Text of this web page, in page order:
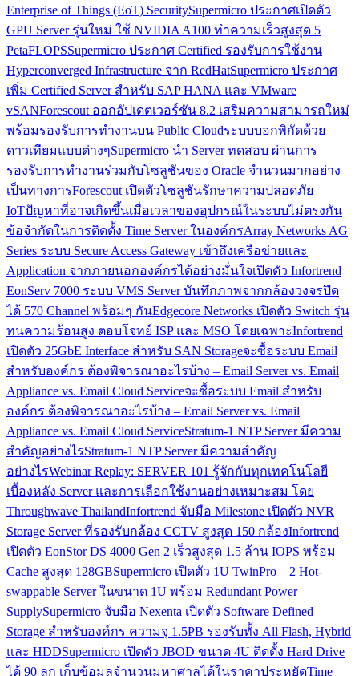
Enterprise of Things (EoT) SecuritySupermicro ประกาศเปิดตัว
GPU Server รุ่นใหม่ ใช้ NVIDIA A100 ทำความเร็วสูงสุด 5
PetaFLOPSSupermicro ประกาศ Certified รองรับการใช้งาน
Hyperconverged Infrastructure จาก RedHatSupermicro ประกาศ
เพิ่ม Certified Server สำหรับ SAP HANA และ VMware
vSANForescout ออกอัปเดตเวอร์ชัน 8.2 เสริมความสามารถใหม่
พร้อมรองรับการทำงานบน Public Cloudระบบบอกพิกัดด้วย
ดาวเทียมแบบต่างๆSupermicro นำ Server ทดสอบ ผ่านการ
รองรับการทำงานร่วมกับโซลูชันของ Oracle จำนวนมากอย่าง
เป็นทางการForescout เปิดตัวโซลูชันรักษาความปลอดภัย
IoTปัญหาที่อาจเกิดขึ้นเมื่อเวลาของอุปกรณ์ในระบบไม่ตรงกัน
ข้อจำกัดในการติดตั้ง Time Server ในองค์กรArray Networks AG
Series ระบบ Secure Access Gateway เข้าถึงเครือข่ายและ
Application จากภายนอกองค์กรได้อย่างมั่นใจเปิดตัว Infortrend
EonServ 7000 ระบบ VMS Server บันทึกภาพจากกล้องวงจรปิด
ได้ 570 Channel พร้อมๆ กันEdgecore Networks เปิดตัว Switch รุ่น
ทนความร้อนสูง ตอบโจทย์ ISP และ MSO โดยเฉพาะInfortrend
เปิดตัว 25GbE Interface สำหรับ SAN Storageจะซื้อระบบ Email
สำหรับองค์กร ต้องพิจารณาอะไรบ้าง – Email Server vs. Email
Appliance vs. Email Cloud Serviceจะซื้อระบบ Email สำหรับ
องค์กร ต้องพิจารณาอะไรบ้าง – Email Server vs. Email
Appliance vs. Email Cloud ServiceStratum-1 NTP Server มีความ
สำคัญอย่างไรStratum-1 NTP Server มีความสำคัญ
อย่างไรWebinar Replay: SERVER 101 รู้จักกับทุกเทคโนโลยี
เบื้องหลัง Server และการเลือกใช้งานอย่างเหมาะสม โดย
Throughwave ThailandInfortrend จับมือ Milestone เปิดตัว NVR
Storage Server ที่รองรับกล้อง CCTV สูงสุด 150 กล้องInfortrend
เปิดตัว EonStor DS 4000 Gen 2 เร็วสูงสุด 1.5 ล้าน IOPS พร้อม
Cache สูงสุด 128GBSupermicro เปิดตัว 1U TwinPro – 2 Hot-
swappable Server ในขนาด 1U พร้อม Redundant Power
SupplySupermicro จับมือ Nexenta เปิดตัว Software Defined
Storage สำหรับองค์กร ความจุ 1.5PB รองรับทั้ง All Flash, Hybrid
และ HDDSupermicro เปิดตัว JBOD ขนาด 4U ติดตั้ง Hard Drive
ได้ 90 ลูก เก็บข้อมูลจำนวนมหาศาลได้ในราคาประหยัดTime